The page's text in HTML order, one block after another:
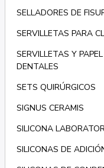
SELLADORES DE
SERVILLETAS PARA
SERVILLETAS Y
DENTALES
SETS QUIRÚRGICOS
SIGNUS CERAMIS
SILICONA
SILICONAS DE